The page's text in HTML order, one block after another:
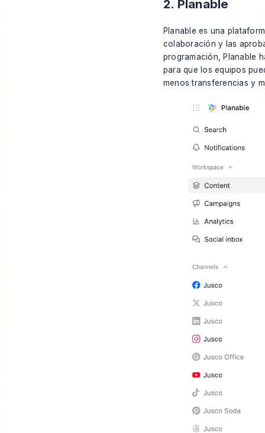
2. Planable
Planable es una
colaboración y las
programación, Planable
para que los equipos
menos transferencias y